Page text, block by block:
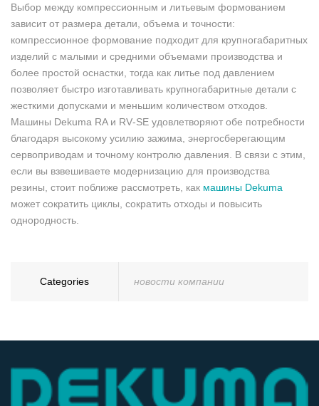
Выбор между компрессионным и литьевым формованием
зависит от размера детали, объема и точности:
компрессионное формование подходит для крупногабаритных
изделий с малыми и средними объемами производства и
более простой оснастки, тогда как литье под давлением
позволяет быстро изготавливать крупногабаритные детали с
жесткими допусками и меньшим количеством отходов.
Машины Dekuma RA и RV‑SE удовлетворяют обе потребности
благодаря высокому усилию зажима, энергосберегающим
сервоприводам и точному контролю давления. В связи с этим,
если вы взвешиваете модернизацию для производства
резины, стоит поближе рассмотреть, как машины Dekuma
может сократить циклы, сократить отходы и повысить
однородность.
Categories новости компании